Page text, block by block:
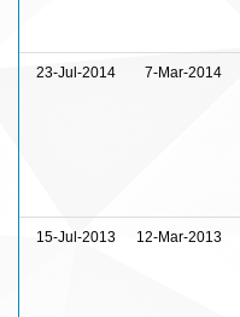
23-Jul-2014 7-Mar-2014
15-Jul-2013 12-Mar-2013